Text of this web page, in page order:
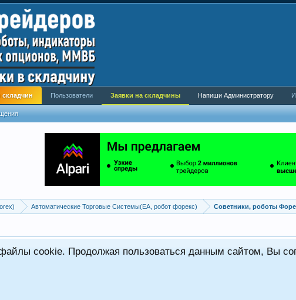
Автоматические Торговые Системы(EA, робот форекс) Советники, роботы
файлы cookie. Продолжая пользоваться данным сайтом, Вы
складчин Пользователи Заявки на складчины Напиши Администратору